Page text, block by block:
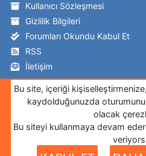
Kullanıcı Sözleşmesi
Gizlilik Bilgileri
Forumları Okundu Kabul Et
RSS
İletişim
Takip Edin!
Facebook
İnstagram
Bu site, içeriği
kaydolduğunuzda
olacak
Bu siteyi kullanmaya devam